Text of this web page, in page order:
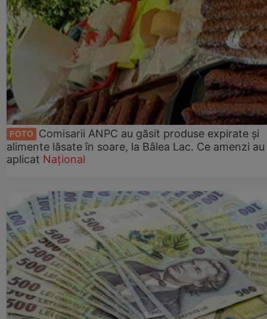
FOTO
Comisarii ANPC au găsit produse expirate și
alimente lăsate în soare, la Bâlea Lac. Ce amenzi au
aplicat Național